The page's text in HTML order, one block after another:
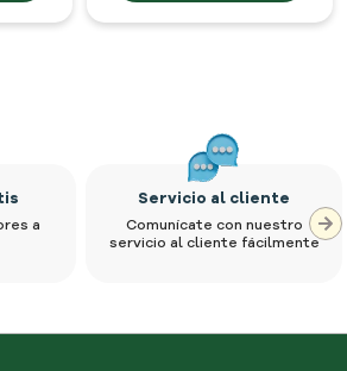
a
Servicio al cliente
Comunícate con nuestro
servicio al cliente fácilmente